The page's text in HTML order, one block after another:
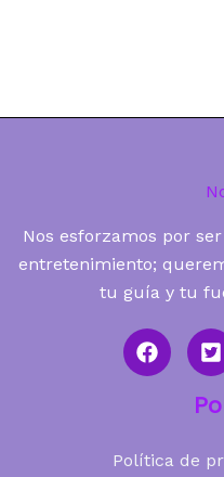
Nos esforzamos por
entretenimiento;
tu guía y tu
Política de